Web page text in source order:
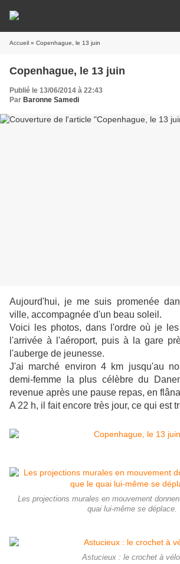
Accueil » Copenhague, le 13 juin
Copenhague, le 13 juin
Publié le 13/06/2014 à 22:43
Par Baronne Samedi
Aujourd'hui, je me suis promenée
ville, accompagnée d'un beau soleil.
Voici les photos, dans l'ordre où je
l'arrivée à l'aéroport, puis à la gare
l'auberge de jeunesse.
J'ai marché environ 4 km jusqu'au
demi-femme la plus célèbre du
revenue après une pause repas, en
A 22 h, il fait encore très jour, ce qui est
Les projections murales en mouvement
quai lui-même se déplace.
Astucieux : le crochet à